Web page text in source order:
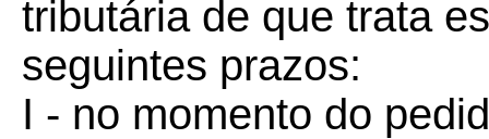
tributária de que trata
seguintes prazos:
I - no momento do